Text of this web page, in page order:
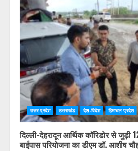
उत्तर प्रदेश उत्तराखंड देश-विदेश हिमाचल प्रदेश
दिल्ली-देहरादून आर्थिक कॉरिडोर से जुड़ी
बाईपास परियोजना का डीएम डॉ. आशीष